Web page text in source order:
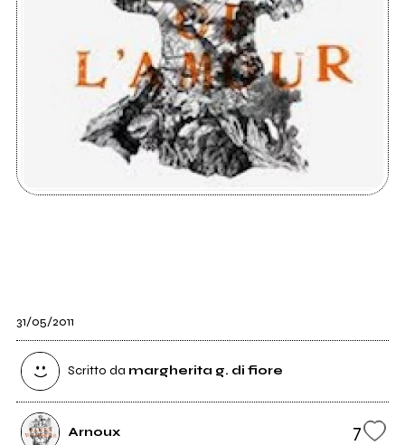
31/05/2011
Scritto da margherita g. di fiore
Arnoux 7